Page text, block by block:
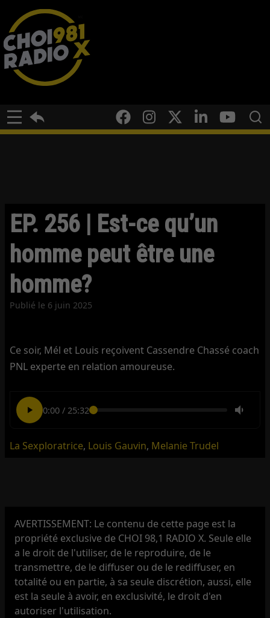
EP. 256 | Est-ce qu’un
homme peut être une
homme?
Publié le 6 juin 2025
Ce soir, Mél et Louis reçoivent Cassendre Chassé coach
PNL experte en relation amoureuse.
0:00/ 25:32
La Sexploratrice, Louis Gauvin, Melanie Trudel
AVERTISSEMENT: Le contenu de cette page est la
propriété exclusive de CHOI 98,1 RADIO X. Seule elle
a le droit de l'utiliser, de le reproduire, de le
transmettre, de le diffuser ou de le rediffuser, en
totalité ou en partie, à sa seule discrétion, aussi, elle
est la seule à avoir, en exclusivité, le droit d'en
autoriser l'utilisation.